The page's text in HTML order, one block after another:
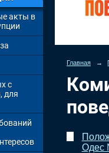
акты в
с
для
Главная →
Одес